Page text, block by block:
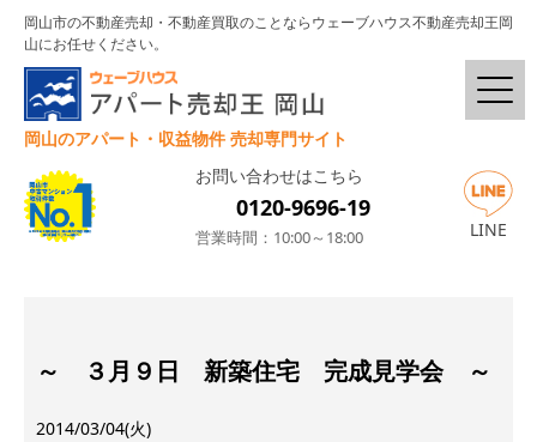
岡山市の不動産売却・不動産買取のことならウェーブハウス不動産売却王岡
山にお任せください。
岡山のアパート・収益物件 売却専門サイト
お問い合わせはこちら
0120-9696-19
営業時間：10:00～18:00 LINE
～ ３月９日 新築住宅 完成見学会 ～
2014/03/04(火)